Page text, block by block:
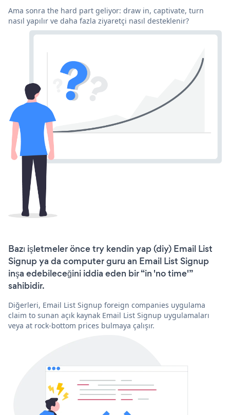
Ama sonra the hard part geliyor: draw in, captivate, turn
nasıl yapılır ve daha fazla ziyaretçi nasıl desteklenir?
Bazı işletmeler önce try kendin yap (diy) Email List
Signup ya da computer guru an Email List Signup
inşa edebileceğini iddia eden bir “in 'no time'”
sahibidir.
Diğerleri, Email List Signup foreign companies uygulama
claim to sunan açık kaynak Email List Signup uygulamaları
veya at rock-bottom prices bulmaya çalışır.